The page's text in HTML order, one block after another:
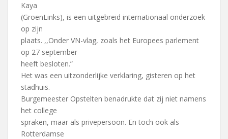
Kaya
(GroenLinks), is een uitgebreid internationaal onderzoek
op zijn
plaats. ,,Onder VN-vlag, zoals het Europees parlement
op 27 september
heeft besloten.”
Het was een uitzonderlijke verklaring, gisteren op het
stadhuis.
Burgemeester Opstelten benadrukte dat zij niet namens
het college
spraken, maar als privepersoon. En toch ook als
Rotterdamse